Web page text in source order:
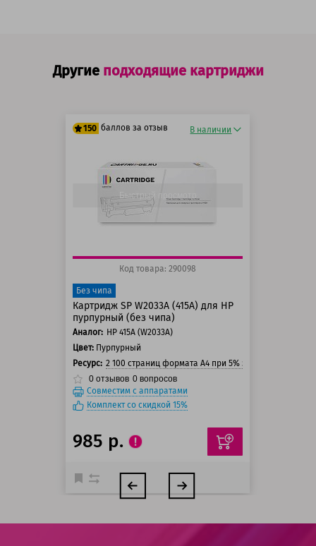
Другие подходящие картриджи
150 баллов за отзыв
125 баллов
150 баллов
В наличии
Быстрый просмотр
Код товара: 290098
Без чипа
Картридж SP W2033A (415A) для HP
пурпурный (без чипа)
Аналог: HP 415A (W2033A)
Цвет: Пурпурный
Ресурс: 2 100 страниц формата А4 при 5% заполнении
0 отзывов 0 вопросов
Совместим с аппаратами
Комплект со скидкой 15%
985 р.